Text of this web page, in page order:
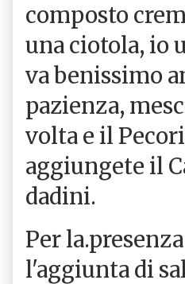
composto
una ciotola, io
va benissimo
pazienza,
volta e il
aggiungete il
dadini.
Per
l'aggiunta di